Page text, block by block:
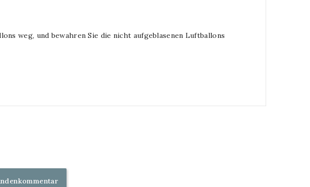
weg, und bewahren Sie die nicht aufgeblasenen Luftballons